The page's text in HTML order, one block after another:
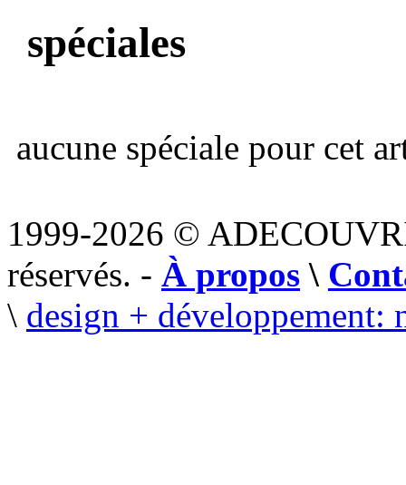
spéciales
aucune spéciale pour cet
1999-2026 ©
réservés. - À propos \
\ design + développement: